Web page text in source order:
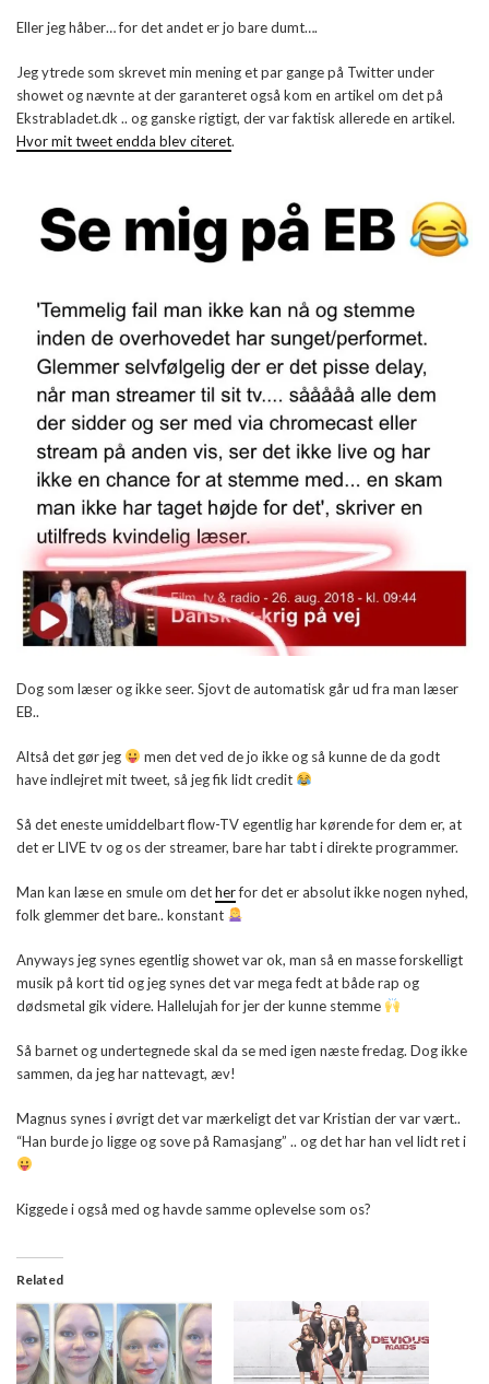
Eller jeg håber… for det andet er jo bare dumt….
Jeg ytrede som skrevet min mening et par gange på Twitter under
showet og nævnte at der garanteret også kom en artikel om det på
Ekstrabladet.dk .. og ganske rigtigt, der var faktisk allerede en artikel.
Hvor mit tweet endda blev citeret.
Dog som læser og ikke seer. Sjovt de automatisk går ud fra man læser
EB..
Altså det gør jeg
men det ved de jo ikke og så kunne de da godt
have indlejret mit tweet, så jeg fik lidt credit
Så det eneste umiddelbart flow-TV egentlig har kørende for dem er, at
det er LIVE tv og os der streamer, bare har tabt i direkte programmer.
Man kan læse en smule om detherfor det er absolut ikke nogen nyhed,
folk glemmer det bare.. konstant
Anyways jeg synes egentlig showet var ok, man så en masse forskelligt
musik på kort tid og jeg synes det var mega fedt at både rap og
dødsmetal gik videre. Hallelujah for jer der kunne stemme
Så barnet og undertegnede skal da se med igen næste fredag. Dog ikke
sammen, da jeg har nattevagt, æv!
Magnus synes i øvrigt det var mærkeligt det var Kristian der var vært..
“Han burde jo ligge og sove på Ramasjang” .. og det har han vel lidt ret i
Kiggede i også med og havde samme oplevelse som os?
Related